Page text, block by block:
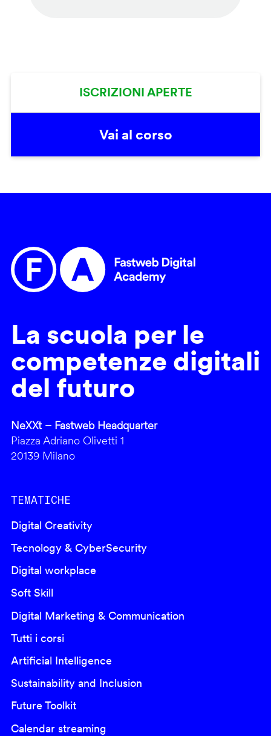
ISCRIZIONI APERTE
Vai al corso
La scuola per le
competenze digitali
del futuro
NeXXt – Fastweb Headquarter
Piazza Adriano Olivetti 1
20139 Milano
TEMATICHE
Digital Creativity
Tecnology & CyberSecurity
Digital workplace
Soft Skill
Digital Marketing & Communication
Tutti i corsi
Artificial Intelligence
Sustainability and Inclusion
Future Toolkit
Calendar streaming